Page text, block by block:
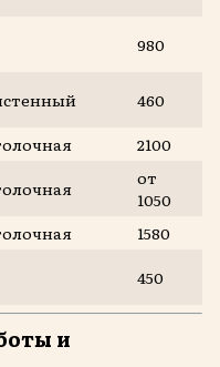
980
460
2100
от
1050
1580
450
и